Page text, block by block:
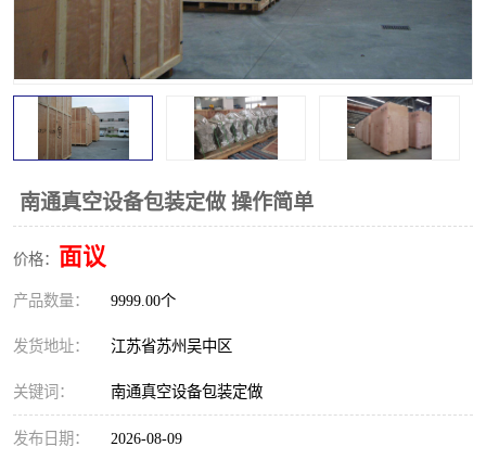
南通真空设备包装定做 操作简单
价格： 面议
产品数量： 9999.00个
发货地址： 江苏省苏州吴中区
关键词： 南通真空设备包装定做
发布日期： 2026-08-09